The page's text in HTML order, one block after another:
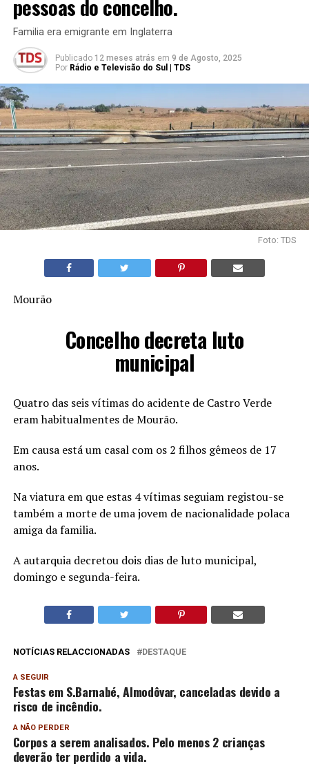
pessoas do concelho.
Familia era emigrante em Inglaterra
Publicado 12 meses atrás em 9 de Agosto, 2025
Por Rádio e Televisão do Sul | TDS
Foto: TDS
Mourão
Concelho decreta luto
municipal
Quatro das seis vítimas do acidente de Castro Verde
eram habitualmentes de Mourão.
Em causa está um casal com os 2 filhos gêmeos de 17
anos.
Na viatura em que estas 4 vítimas seguiam registou-se
também a morte de uma jovem de nacionalidade polaca
amiga da familia.
A autarquia decretou dois dias de luto municipal,
domingo e segunda-feira.
NOTÍCIAS RELACCIONADAS DESTAQUE
A SEGUIR
Festas em S.Barnabé, Almodôvar, canceladas devido a
risco de incêndio.
A NÃO PERDER
Corpos a serem analisados. Pelo menos 2 crianças
deverão ter perdido a vida.